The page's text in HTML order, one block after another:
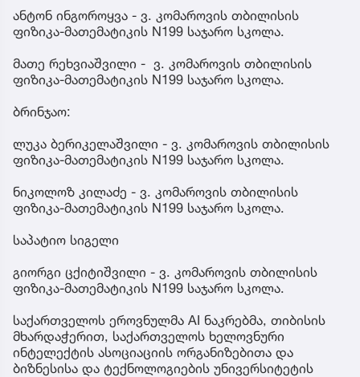
ანტონ ინგოროყვა - ვ. კომაროვის თბილისის
ფიზიკა-მათემატიკის N199 საჯარო სკოლა.
მათე რეხვიაშვილი - ვ. კომაროვის თბილისის
ფიზიკა-მათემატიკის N199 საჯარო სკოლა.
ბრინჯაო:
ლუკა ბერიკელაშვილი - ვ. კომაროვის თბილისის
ფიზიკა-მათემატიკის N199 საჯარო სკოლა.
ნიკოლოზ კილაძე - ვ. კომაროვის თბილისის
ფიზიკა-მათემატიკის N199 საჯარო სკოლა.
საპატიო სიგელი
გიორგი ცქიტიშვილი - ვ. კომაროვის თბილისის
ფიზიკა-მათემატიკის N199 საჯარო სკოლა.
საქართველოს ეროვნულმა AI ნაკრებმა, თიბისის
მხარდაჭერით, საქართველოს ხელოვნური
ინტელექტის ასოციაციის ორგანიზებითა და
ბიზნესისა და ტექნოლოგიების უნივერსიტეტის